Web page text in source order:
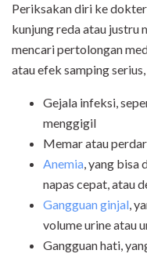
Periksakan diri ke
kunjung reda atau justru
mencari pertolongan
atau efek samping
Gejala infeksi,
menggigil
Memar atau
Anemia, yang bisa
napas cepat, atau
Gangguan ginjal,
volume urine atau
Gangguan hati,